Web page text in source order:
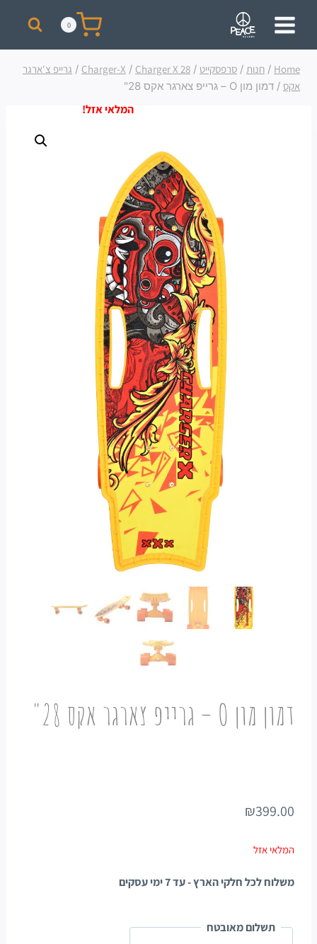
0
Home
/ חנות / סרפסקייט /
Charger-X / Charger X 28
/ גרייפ צ'ארגר
אקס / דמון מון O – גרייפ צארגר אקס 28"
דמון מון O – גרייפ צארגר אקס 28"
₪399.00
המלאי אזל
משלוח לכל חלקי הארץ - עד 7 ימי עסקים
תשלום מאובטח